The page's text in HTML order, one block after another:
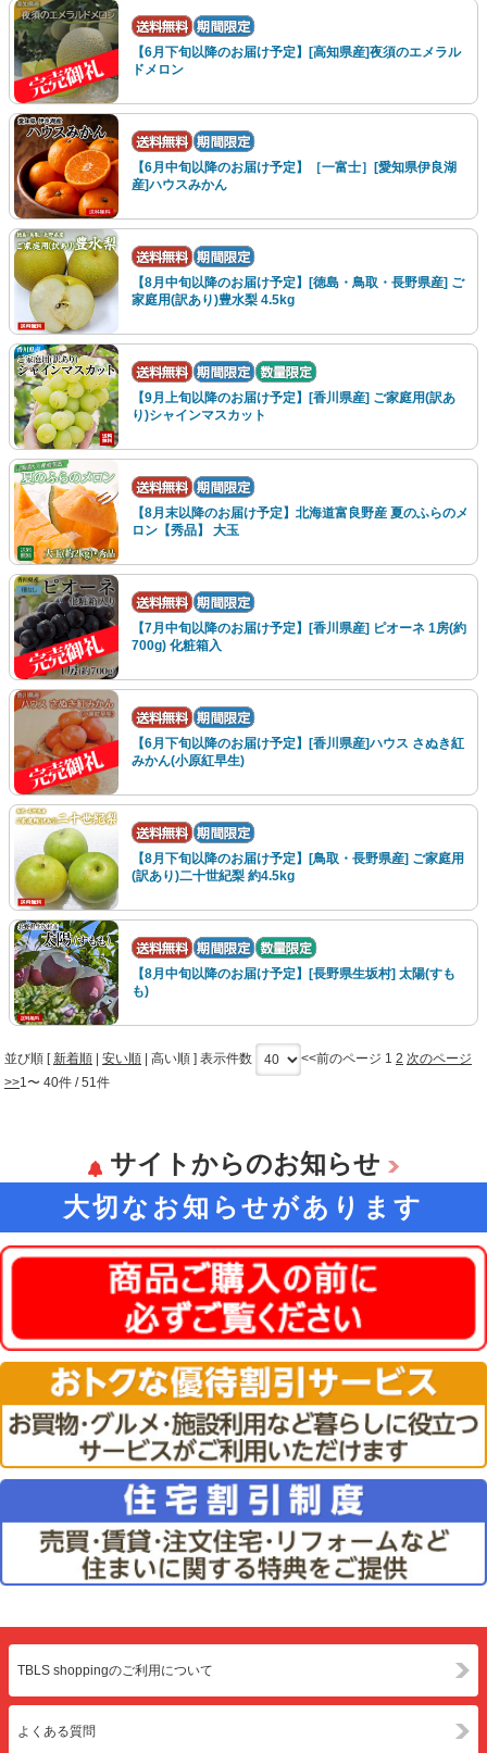
【6月下旬以降のお届け予定】[高知県産]夜須のエメラル
ドメロン
【6月中旬以降のお届け予定】［一富士］[愛知県伊良湖
産]ハウスみかん
【8月中旬以降のお届け予定】[徳島・鳥取・長野県産] ご
家庭用(訳あり)豊水梨 4.5kg
【9月上旬以降のお届け予定】[香川県産] ご家庭用(訳あ
り)シャインマスカット
【8月末以降のお届け予定】北海道富良野産 夏のふらのメ
ロン【秀品】 大玉
【7月中旬以降のお届け予定】[香川県産] ピオーネ 1房(約
700g) 化粧箱入
【6月下旬以降のお届け予定】[香川県産]ハウス さぬき紅
みかん(小原紅早生)
【8月下旬以降のお届け予定】[鳥取・長野県産] ご家庭用
(訳あり)二十世紀梨 約4.5kg
【8月中旬以降のお届け予定】[長野県生坂村] 太陽(すも
も)
並び順 [新着順 | 安い順 | 高い順 ] 表示件数 <<前のページ 1 2 次のページ
>>1〜 40件 / 51件
サイトからのお知らせ
大切なお知らせがあります
TBLS shoppingのご利用について
よくある質問